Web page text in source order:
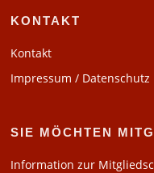
KONTAKT
Kontakt
Impressum / Datenschutz
SIE MÖCHTEN
Information zur